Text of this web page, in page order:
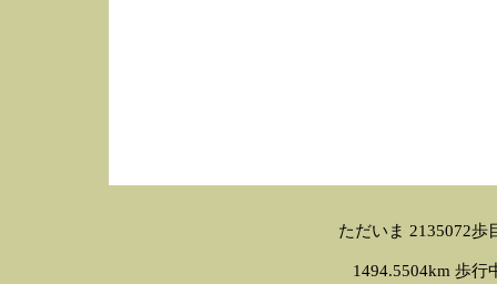
ただいま 2135072歩
1494.5504km 歩行